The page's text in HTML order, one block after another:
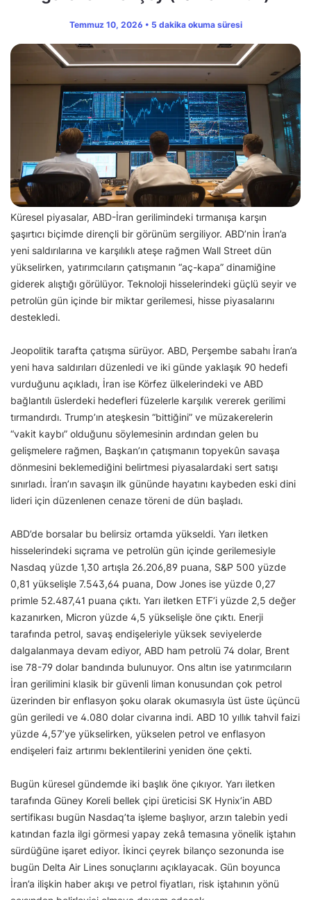
Temmuz 10, 2026 • 5 dakika okuma süresi
Küresel piyasalar, ABD-İran gerilimindeki tırmanışa karşın
şaşırtıcı biçimde dirençli bir görünüm sergiliyor. ABD’nin İran’a
yeni saldırılarına ve karşılıklı ateşe rağmen Wall Street dün
yükselirken, yatırımcıların çatışmanın “aç-kapa” dinamiğine
giderek alıştığı görülüyor. Teknoloji hisselerindeki güçlü seyir ve
petrolün gün içinde bir miktar gerilemesi, hisse piyasalarını
destekledi.
Jeopolitik tarafta çatışma sürüyor. ABD, Perşembe sabahı İran’a
yeni hava saldırıları düzenledi ve iki günde yaklaşık 90 hedefi
vurduğunu açıkladı, İran ise Körfez ülkelerindeki ve ABD
bağlantılı üslerdeki hedefleri füzelerle karşılık vererek gerilimi
tırmandırdı. Trump’ın ateşkesin “bittiğini” ve müzakerelerin
“vakit kaybı” olduğunu söylemesinin ardından gelen bu
gelişmelere rağmen, Başkan’ın çatışmanın topyekûn savaşa
dönmesini beklemediğini belirtmesi piyasalardaki sert satışı
sınırladı. İran’ın savaşın ilk gününde hayatını kaybeden eski dini
lideri için düzenlenen cenaze töreni de dün başladı.
ABD’de borsalar bu belirsiz ortamda yükseldi. Yarı iletken
hisselerindeki sıçrama ve petrolün gün içinde gerilemesiyle
Nasdaq yüzde 1,30 artışla 26.206,89 puana, S&P 500 yüzde
0,81 yükselişle 7.543,64 puana, Dow Jones ise yüzde 0,27
primle 52.487,41 puana çıktı. Yarı iletken ETF’i yüzde 2,5 değer
kazanırken, Micron yüzde 4,5 yükselişle öne çıktı. Enerji
tarafında petrol, savaş endişeleriyle yüksek seviyelerde
dalgalanmaya devam ediyor, ABD ham petrolü 74 dolar, Brent
ise 78-79 dolar bandında bulunuyor. Ons altın ise yatırımcıların
İran gerilimini klasik bir güvenli liman konusundan çok petrol
üzerinden bir enflasyon şoku olarak okumasıyla üst üste üçüncü
gün geriledi ve 4.080 dolar civarına indi. ABD 10 yıllık tahvil faizi
yüzde 4,57’ye yükselirken, yükselen petrol ve enflasyon
endişeleri faiz artırımı beklentilerini yeniden öne çekti.
Bugün küresel gündemde iki başlık öne çıkıyor. Yarı iletken
tarafında Güney Koreli bellek çipi üreticisi SK Hynix’in ABD
sertifikası bugün Nasdaq’ta işleme başlıyor, arzın talebin yedi
katından fazla ilgi görmesi yapay zekâ temasına yönelik iştahın
sürdüğüne işaret ediyor. İkinci çeyrek bilanço sezonunda ise
bugün Delta Air Lines sonuçlarını açıklayacak. Gün boyunca
İran’a ilişkin haber akışı ve petrol fiyatları, risk iştahının yönü